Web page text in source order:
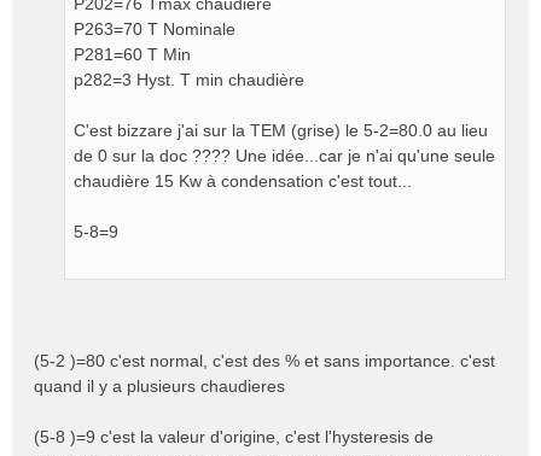
P263=70 T Nominale
P281=60 T Min
p282=3 Hyst. T min chaudière
C'est bizzare j'ai sur la TEM (grise) le 5-2=80.0 au lieu
de 0 sur la doc ???? Une idée...car je n'ai qu'une seule
chaudière 15 Kw à condensation c'est tout...
5-8=9
(5-2 )=80 c'est normal, c'est des % et sans importance. c'est
quand il y a plusieurs chaudieres
(5-8 )=9 c'est la valeur d'origine, c'est l'hysteresis de